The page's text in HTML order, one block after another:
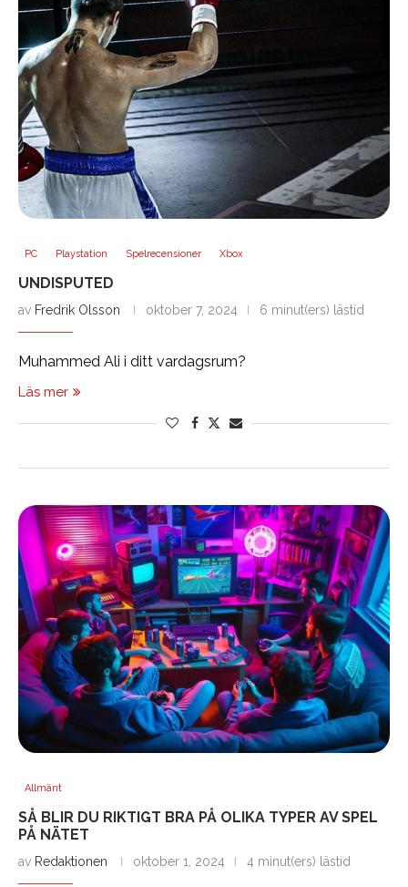
PC Playstation Spelrecensioner Xbox
UNDISPUTED
av Fredrik Olsson oktober 7, 2024 6 minut(ers) lästid
Muhammed Ali i ditt vardagsrum?
Läs mer
Allmänt
SÅ BLIR DU RIKTIGT BRA PÅ OLIKA TYPER AV SPEL
PÅ NÄTET
av Redaktionen oktober 1, 2024 4 minut(ers) lästid